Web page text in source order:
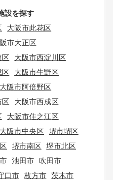
設を探す
大阪市此花区
市大正区
区
大阪市西淀川区
区
大阪市生野区
大阪市阿倍野区
区
大阪市西成区
大阪市住之江区
大阪市中央区
堺市堺区
堺市南区
堺市北区
池田市
吹田市
口市 枚方市 茨木市